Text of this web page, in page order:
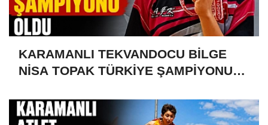
KARAMANLI TEKVANDOCU BİLGE
NİSA TOPAK TÜRKİYE ŞAMPİYONU